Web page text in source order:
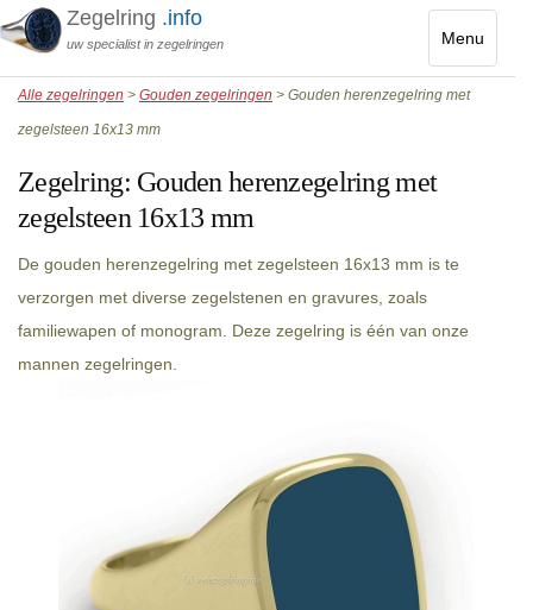
Menu
Toggle
Zegelring .info
uw specialist in zegelringen
Alle zegelringen > Gouden zegelringen > Gouden herenzegelring met
zegelsteen 16x13 mm
Zegelring: Gouden herenzegelring met
zegelsteen 16x13 mm
De gouden herenzegelring met zegelsteen 16x13 mm is te
verzorgen met diverse zegelstenen en gravures, zoals
familiewapen of monogram. Deze zegelring is één van onze
mannen zegelringen.